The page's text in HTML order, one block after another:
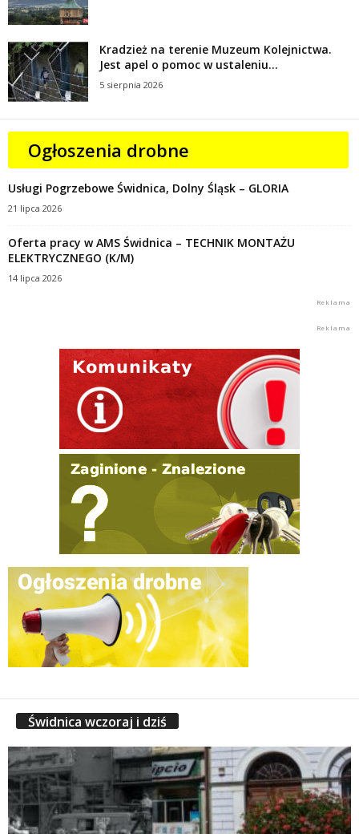
Kradzież na terenie Muzeum Kolejnictwa.
Jest apel o pomoc w ustaleniu...
5 sierpnia 2026
Ogłoszenia drobne
Usługi Pogrzebowe Świdnica, Dolny Śląsk – GLORIA
21 lipca 2026
Oferta pracy w AMS Świdnica – TECHNIK MONTAŻU
ELEKTRYCZNEGO (K/M)
14 lipca 2026
Świdnica wczoraj i dziś